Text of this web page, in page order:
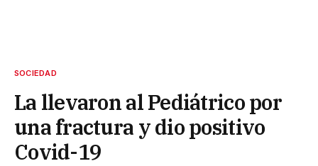
SOCIEDAD
La llevaron al Pediátrico por
una fractura y dio positivo
Covid-19